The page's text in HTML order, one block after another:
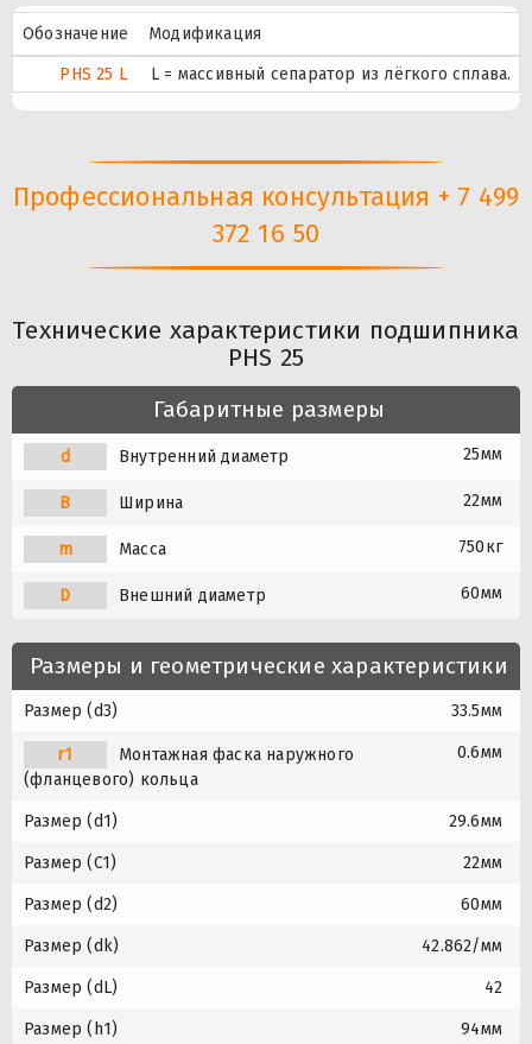
Обозначение
Модификация
PHS 25 L
L = массивный сепаратор из лёгкого сплава.
Профессиональная консультация + 7 499
372 16 50
Технические характеристики подшипника
PHS 25
Габаритные размеры
d Внутренний диаметр 25мм
B Ширина 22мм
m Масса 750кг
D Внешний диаметр 60мм
Размеры и геометрические характеристики
Размер (d3) 33.5мм
r1
Монтажная фаска наружного
(фланцевого) кольца
0.6мм
Размер (d1) 29.6мм
Размер (C1) 22мм
Размер (d2) 60мм
Размер (dk) 42.862/мм
Размер (dL) 42
Размер (h1) 94мм